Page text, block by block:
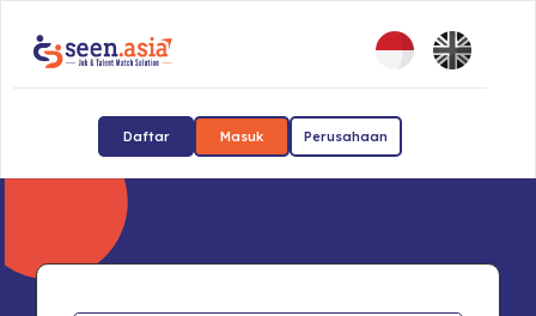
Daftar Masuk Perusahaan